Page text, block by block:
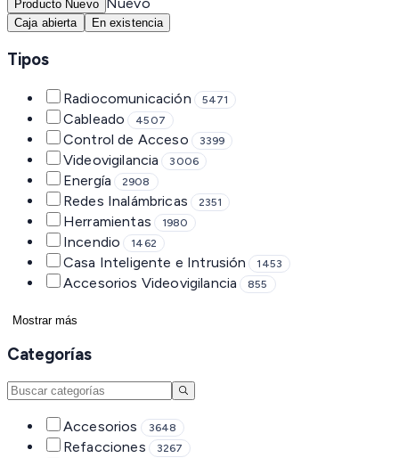
Producto Nuevo
Caja abierta En existencia
Tipos
Radiocomunicación 5471
Cableado 4507
Control de Acceso 3399
Videovigilancia 3006
Energía 2908
Redes Inalámbricas 2351
Herramientas 1980
Incendio 1462
Casa Inteligente e Intrusión 1453
Accesorios Videovigilancia 855
Mostrar más
Categorías
Accesorios 3648
Refacciones 3267